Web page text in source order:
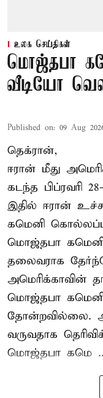
உலக செய்திகள்
மொஜ்தபா
வீடியோ
Published on: 09 Aug
தெக்ரான்,
ஈரான் மீது
கடந்த பிப்ரவரி
இதில் ஈரான்
கமெனி
மொஜ்தபா கமெனி
தலைவராக
அமெரிக்காவின்
மொஜ்தபா
தோன்றவில்லை.
வருவதாக
மொஜ்தபா கமெ